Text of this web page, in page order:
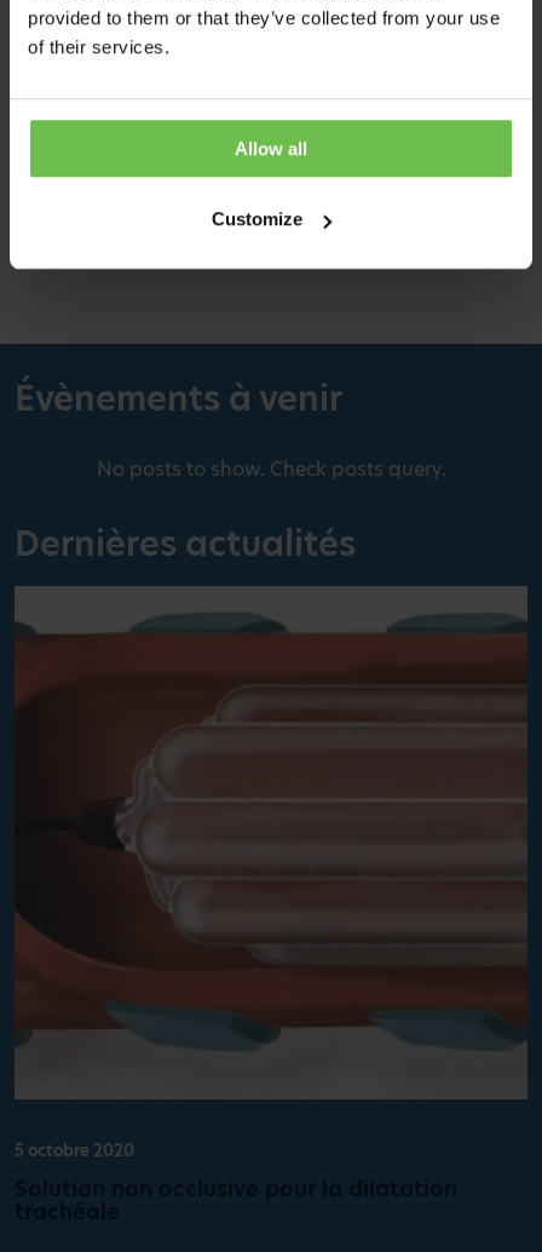
provided to them or that they’ve collected from your use
of their services.
Allow all
Customize
Equipement diagnostique
Équipement convivial
Évènements à venir
No posts to show. Check posts query.
Dernières actualités
5 octobre 2020